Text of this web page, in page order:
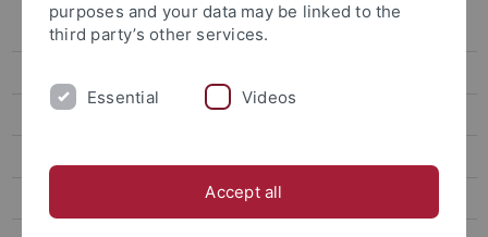
Abteilung 1 – Geschäftsstelle Universitätsrat und Planungsfragen
Abteilung 3 – Recht
purposes and your data may be linked to the
third party’s other services.
Essential Videos
Accept all